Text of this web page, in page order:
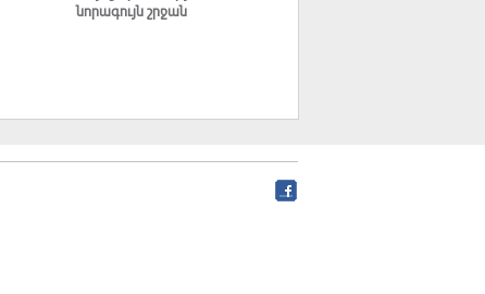
նորագույն շրջան